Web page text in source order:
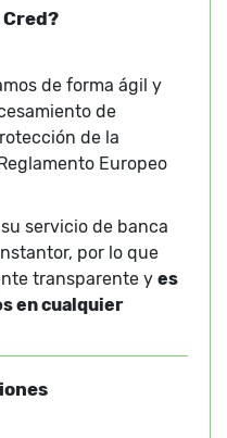
de forma ágil y
de
de la
Europeo
servicio de banca
por lo que
transparente y es
en cualquier